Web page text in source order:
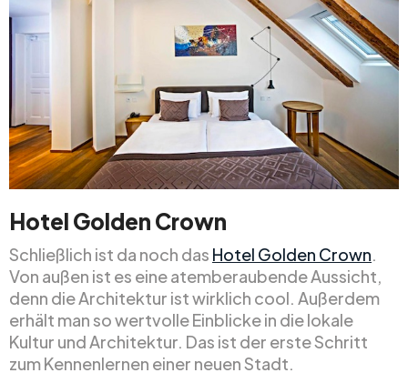
Hotel Golden Crown
Schließlich ist da noch das Hotel Golden Crown.
Von außen ist es eine atemberaubende Aussicht,
denn die Architektur ist wirklich cool. Außerdem
erhält man so wertvolle Einblicke in die lokale
Kultur und Architektur. Das ist der erste Schritt
zum Kennenlernen einer neuen Stadt.